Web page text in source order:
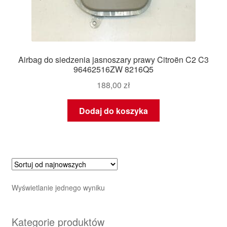
Airbag do siedzenia jasnoszary prawy Citroën C2 C3
96462516ZW 8216Q5
188,00 zł
Dodaj do koszyka
Wyświetlanie jednego wyniku
Kategorie produktów